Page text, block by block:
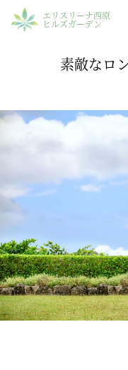
エリスリーナ西原
ヒルズガーデン
素敵なロ